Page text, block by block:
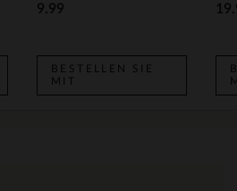
9.99
BESTELLEN SIE
MIT